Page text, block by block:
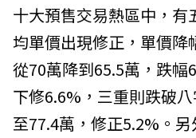
十大預售交易熱區中，有
均單價出現修正，單價降
從70萬降到65.5萬，跌幅
下修6.6%，三重則跌破
至77.4萬，修正5.2%。